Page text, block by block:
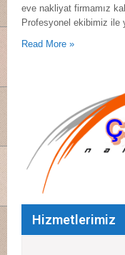
eve nakliyat firmamız
Profesyonel ekibimiz ile
Read More »
Hizmetlerimiz